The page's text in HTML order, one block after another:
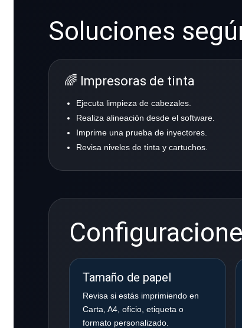
Soluciones
🌈 Impresoras de tinta
Ejecuta limpieza de cabezales.
Realiza alineación desde el software.
Imprime una prueba de inyectores.
Revisa niveles de tinta y cartuchos.
Tamaño de papel
Revisa si estás imprimiendo en
Carta, A4, oficio, etiqueta o
formato personalizado.